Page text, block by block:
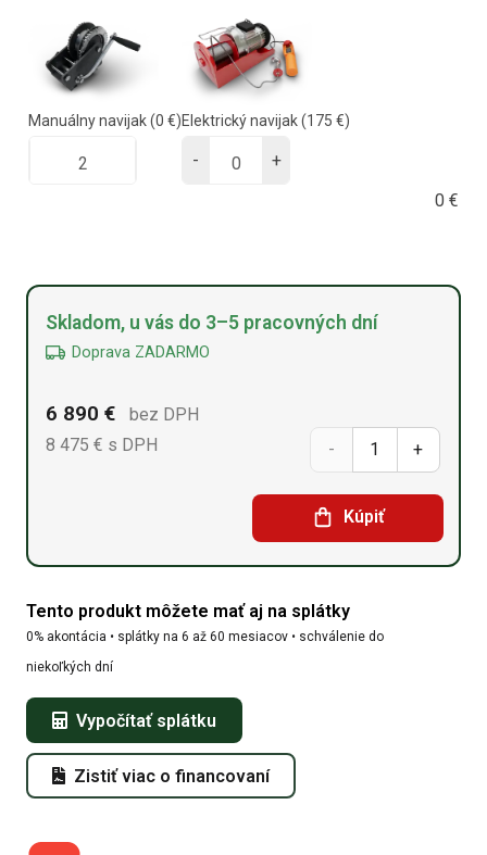
Manuálny navijak(0 €)Elektrický navijak(175 €)
-
+
0 €
množstvo
Sedlová
hala
x
Kúpiť
Alternative:
Skladom, u vás do 3–5 pracovných dní
Doprava ZADARMO
6 890 €
bez DPH
8 475 € s DPH
Tento produkt môžete mať aj na splátky
0% akontácia • splátky na 6 až 60 mesiacov • schválenie do
niekoľkých dní
Vypočítať splátku
Zistiť viac o financovaní